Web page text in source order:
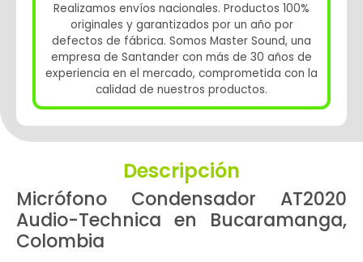
Realizamos envíos nacionales. Productos 100%
originales y garantizados por un año por
defectos de fábrica. Somos Master Sound, una
empresa de Santander con más de 30 años de
experiencia en el mercado, comprometida con la
calidad de nuestros productos.
Descripción
Micrófono Condensador AT2020
Audio-Technica en Bucaramanga,
Colombia